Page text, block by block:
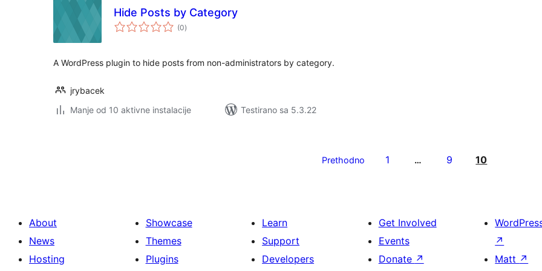
Hide Posts by Category
(0ukupno
ocjena
)
A WordPress plugin to hide posts from non-administrators by category.
jrybacek
Manje od 10 aktivne instalacije
Testirano sa 5.3.22
Prethodno 1 … 9 10
About
News
Hosting
Showcase
Themes
Plugins
Learn
Support
Developers
Get Involved
Events
Donate ↗
↗
Matt ↗